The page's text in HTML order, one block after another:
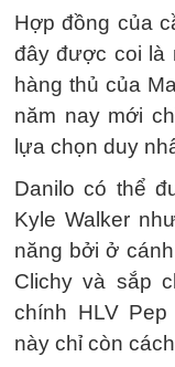
Hợp đồng của
đây được coi là
hàng thủ của
năm nay mới
lựa chọn duy
Danilo có thể
Kyle Walker
năng bởi ở
Clichy và sắp
chính HLV
này chỉ còn